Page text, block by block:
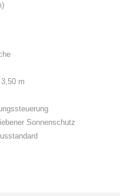
m
Sonnenschutz